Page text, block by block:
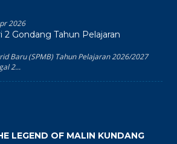
2026
Gondang Tahun Pelajaran
Baru (SPMB) Tahun Pelajaran 2026/2027
2...
LEGEND OF MALIN KUNDANG